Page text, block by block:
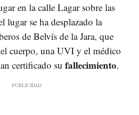
en la calle Lagar sobre las
lugar se ha desplazado la
de Belvís de la Jara, que
cuerpo, una UVI y el médico
certificado su fallecimiento.